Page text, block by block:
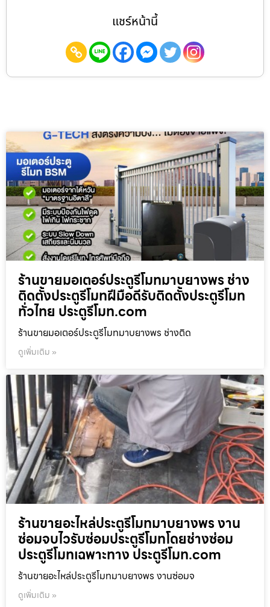
แชร์หน้านี้
ร้านขายมอเตอร์ประตูรีโมทมาบยางพร ช่าง
ติดตั้งประตูรีโมทฝีมือดีรับติดตั้งประตูรีโมท
ทั่วไทย ประตูรีโมท.com
ร้านขายมอเตอร์ประตูรีโมทมาบยางพร ช่างติด
ดูเพิ่มเติม »
ร้านขายอะไหล่ประตูรีโมทมาบยางพร งาน
ซ่อมจบไวรับซ่อมประตูรีโมทโดยช่างซ่อม
ประตูรีโมทเฉพาะทาง ประตูรีโมท.com
ร้านขายอะไหล่ประตูรีโมทมาบยางพร งานซ่อมจ
ดูเพิ่มเติม »